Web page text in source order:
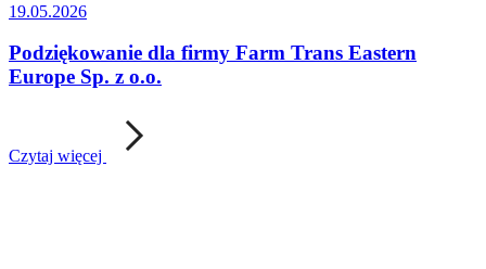
19.05.2026
Podziękowanie dla firmy Farm Trans Eastern
Europe Sp. z o.o.
Czytaj więcej